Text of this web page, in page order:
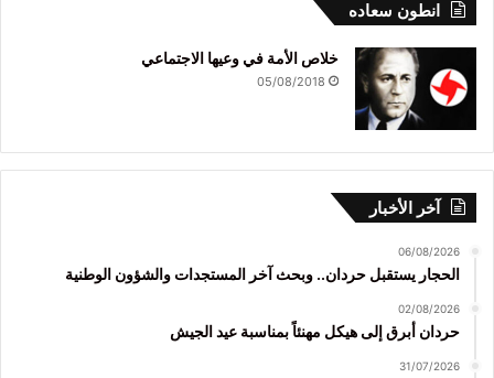
انطون سعاده
خلاص الأمة في وعيها الاجتماعي
05/08/2018
آخر الأخبار
06/08/2026
الحجار يستقبل حردان.. وبحث آخر المستجدات والشؤون الوطنية
02/08/2026
حردان أبرق إلى هيكل مهنئاً بمناسبة عيد الجيش
31/07/2026